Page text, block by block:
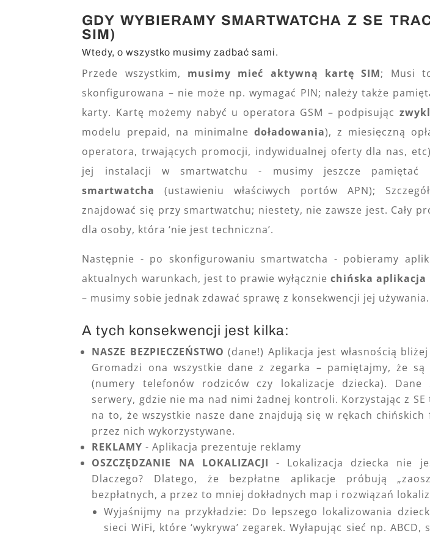
GDY WYBIERAMY SMARTWATCHA Z SE
SIM)
Wtedy, o wszystko musimy zadbać sami.
Przede wszystkim, musimy mieć aktywną kartę SIM; Musi
skonfigurowana – nie może np. wymagać PIN; należy także
karty. Kartę możemy nabyć u operatora GSM – podpisując
modelu prepaid, na minimalne doładowania), z miesięczną
operatora, trwających promocji, indywidualnej oferty dla nas,
jej instalacji w smartwatchu - musimy jeszcze
smartwatcha
(ustawieniu właściwych portów APN);
znajdować się przy smartwatchu; niestety, nie zawsze jest. Cały
dla osoby, która ‘nie jest techniczna’.
Następnie - po skonfigurowaniu smartwatcha - pobieramy
aktualnych warunkach, jest to prawie wyłączniechińska aplikacja
– musimy sobie jednak zdawać sprawę z konsekwencji jej używania.
A tych konsekwencji jest kilka:
NASZE BEZPIECZEŃSTWO (dane!) Aplikacja jest własnością
Gromadzi ona wszystkie dane z zegarka – pamiętajmy, że
(numery telefonów rodziców czy lokalizacje dziecka). Dane
serwery, gdzie nie ma nad nimi żadnej kontroli. Korzystając z
na to, że wszystkie nasze dane znajdują się w rękach
przez nich wykorzystywane.
REKLAMY - Aplikacja prezentuje reklamy
OSZCZĘDZANIE NA LOKALIZACJI - Lokalizacja dziecka nie
Dlaczego? Dlatego, że bezpłatne aplikacje próbują
bezpłatnych, a przez to mniej dokładnych map i rozwiązań
Wyjaśnijmy na przykładzie: Do lepszego lokalizowania
sieci WiFi, które ‘wykrywa’ zegarek. Wyłapując sieć np.